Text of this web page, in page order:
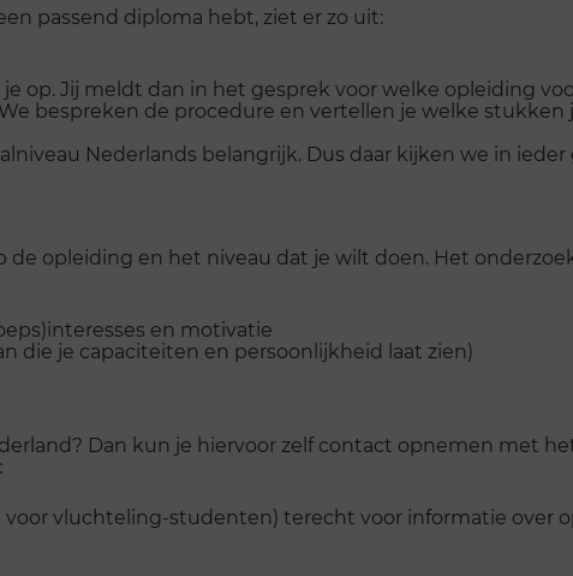
passend diploma hebt, ziet er zo uit:
op. Jij meldt dan in het gesprek voor welke opleiding
bespreken de procedure en vertellen je welke stukken
Nederlands belangrijk. Dus daar kijken we in ieder
opleiding en het niveau dat je wilt doen. Het
en motivatie
die je capaciteiten en persoonlijkheid laat zien)
Dan kun je hiervoor zelf contact opnemen met
voor vluchteling-studenten) terecht voor informatie over